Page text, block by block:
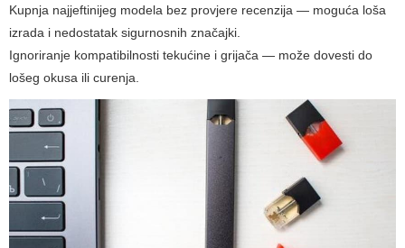
Kupnja najjeftinijeg modela bez provjere recenzija — moguća loša
izrada i nedostatak sigurnosnih značajki.
Ignoriranje kompatibilnosti tekućine i grijača — može dovesti do
lošeg okusa ili curenja.